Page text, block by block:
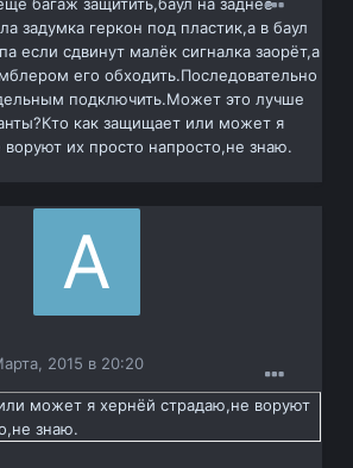
багаж защитить,баул на заднее
задумка геркон под пластик,а в баул
если сдвинут малёк сигналка заорёт,а
его обходить.Последовательно
подключить.Может это лучше
как защищает или может я
их просто напросто,не знаю.
2015 в 20:20
может я хернёй страдаю,не воруют
знаю.